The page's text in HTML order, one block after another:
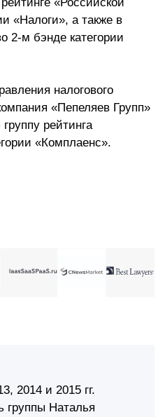
«Налоги», а также в
2-м бэнде категории
налогового
«Пепеляев Групп»
рейтинга
«Комплаенс».
2014 и 2015 гг.
группы Наталья